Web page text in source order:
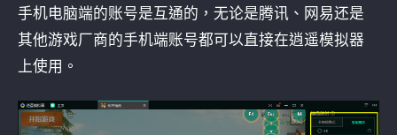
手机电脑端的账号是互通的，无论是腾讯、网易还是
其他游戏厂商的手机端账号都可以直接在逍遥模拟器
上使用。